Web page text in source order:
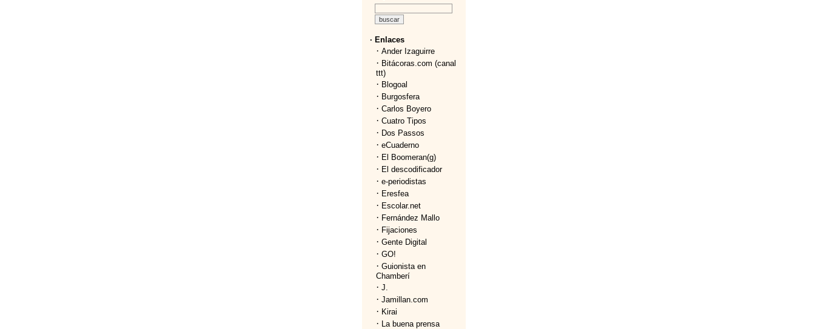
· Enlaces
· Ander Izaguirre
· Bitácoras.com (canal
ttt)
· Blogoal
· Burgosfera
· Carlos Boyero
· Cuatro Tipos
· Dos Passos
· eCuaderno
· El Boomeran(g)
· El descodificador
· e-periodistas
· Eresfea
· Escolar.net
· Fernández Mallo
· Fijaciones
· Gente Digital
· GO!
· Guionista en
Chamberí
· J.
· Jamillan.com
· Kirai
· La buena prensa